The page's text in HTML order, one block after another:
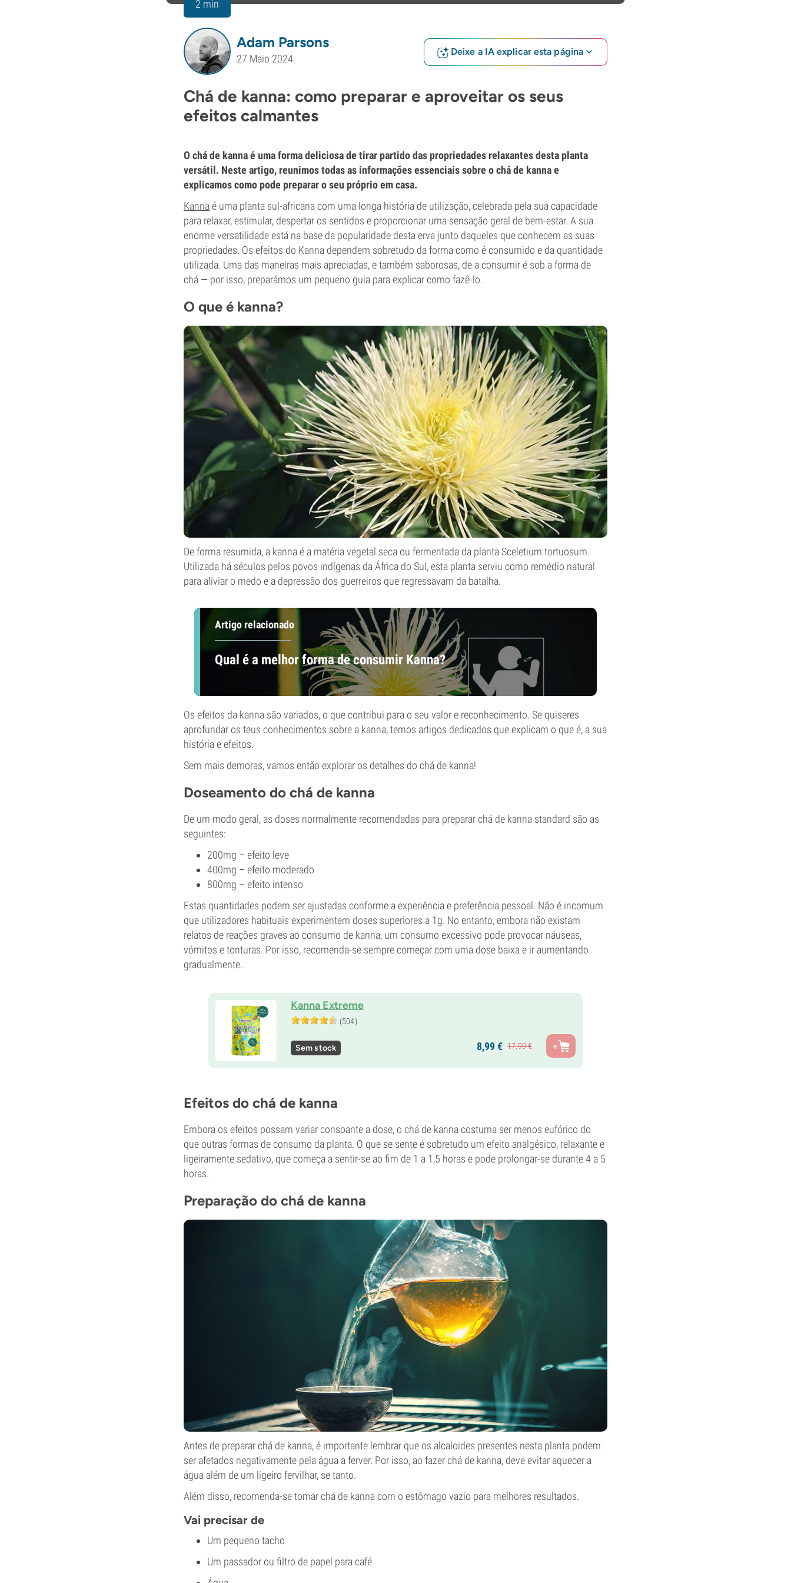
2 min
Adam Parsons
27 Maio 2024
Deixe a IA explicar esta página
Chá de kanna: como preparar e aproveitar os seus
efeitos calmantes
O chá de kanna é uma forma deliciosa de tirar partido das propriedades relaxantes desta planta
versátil. Neste artigo, reunimos todas as informações essenciais sobre o chá de kanna e
explicamos como pode preparar o seu próprio em casa.
Kannaé uma planta sul-africana com uma longa história de utilização, celebrada pela sua capacidade
para relaxar, estimular, despertar os sentidos e proporcionar uma sensação geral de bem-estar. A sua
enorme versatilidade está na base da popularidade desta erva junto daqueles que conhecem as suas
propriedades. Os efeitos do Kanna dependem sobretudo da forma como é consumido e da quantidade
utilizada. Uma das maneiras mais apreciadas, e também saborosas, de a consumir é sob a forma de
chá — por isso, preparámos um pequeno guia para explicar como fazê-lo.
O que é kanna?
De forma resumida, a kanna é a matéria vegetal seca ou fermentada da planta Sceletium tortuosum.
Utilizada há séculos pelos povos indígenas da África do Sul, esta planta serviu como remédio natural
para aliviar o medo e a depressão dos guerreiros que regressavam da batalha.
Artigo relacionado
Qual é a melhor forma de consumir Kanna?
Os efeitos da kanna são variados, o que contribui para o seu valor e reconhecimento. Se quiseres
aprofundar os teus conhecimentos sobre a kanna, temos artigos dedicados que explicam o que é, a sua
história e efeitos.
Sem mais demoras, vamos então explorar os detalhes do chá de kanna!
Doseamento do chá de kanna
De um modo geral, as doses normalmente recomendadas para preparar chá de kanna standard são as
seguintes:
200mg – efeito leve
400mg – efeito moderado
800mg – efeito intenso
Estas quantidades podem ser ajustadas conforme a experiência e preferência pessoal. Não é incomum
que utilizadores habituais experimentem doses superiores a 1g. No entanto, embora não existam
relatos de reações graves ao consumo de kanna, um consumo excessivo pode provocar náuseas,
vómitos e tonturas. Por isso, recomenda-se sempre começar com uma dose baixa e ir aumentando
gradualmente.
Kanna Extreme
(504)
Sem stock 8,99€ 17,99€
Efeitos do chá de kanna
Embora os efeitos possam variar consoante a dose, o chá de kanna costuma ser menos eufórico do
que outras formas de consumo da planta. O que se sente é sobretudo um efeito analgésico, relaxante e
ligeiramente sedativo, que começa a sentir-se ao fim de 1 a 1,5 horas e pode prolongar-se durante 4 a 5
horas.
Preparação do chá de kanna
Antes de preparar chá de kanna, é importante lembrar que os alcaloides presentes nesta planta podem
ser afetados negativamente pela água a ferver. Por isso, ao fazer chá de kanna, deve evitar aquecer a
água além de um ligeiro fervilhar, se tanto.
Além disso, recomenda-se tomar chá de kanna com o estômago vazio para melhores resultados.
Vai precisar de
Um pequeno tacho
Um passador ou filtro de papel para café